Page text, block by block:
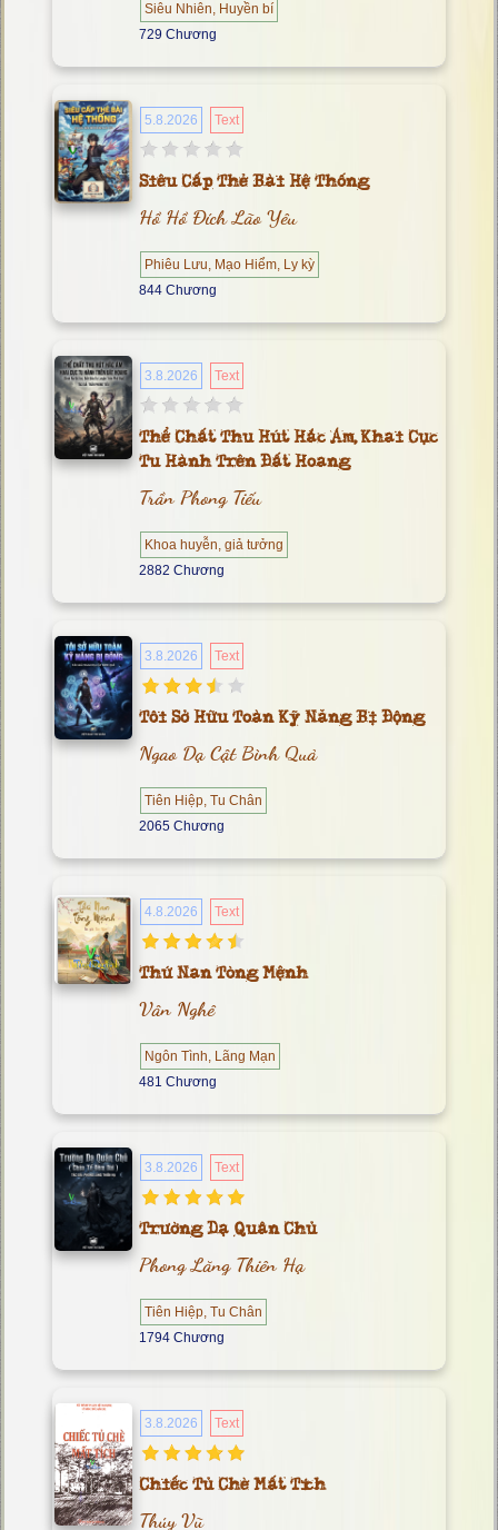
Siêu Nhiên, Huyền bí
729 Chương
5.8.2026 Text
Siêu Cấp Thẻ Bài Hệ Thống
Hồ Hồ Đích Lão Yêu
Phiêu Lưu, Mạo Hiểm, Ly kỳ
844 Chương
3.8.2026 Text
Thể Chất Thu Hút Hắc Ám, Khai Cục
Tu Hành Trên Đất Hoang
Trần Phong Tiếu
Khoa huyễn, giả tưởng
2882 Chương
3.8.2026 Text
Tôi Sở Hữu Toàn Kỹ Năng Bị Động
Ngao Dạ Cật Bình Quả
Tiên Hiệp, Tu Chân
2065 Chương
4.8.2026 Text
Thứ Nan Tòng Mệnh
Vân Nghê
Ngôn Tình, Lãng Mạn
481 Chương
3.8.2026 Text
Trường Dạ Quân Chủ
Phong Lăng Thiên Hạ
Tiên Hiệp, Tu Chân
1794 Chương
3.8.2026 Text
Chiếc Tủ Chè Mất Tích
Thúy Vũ